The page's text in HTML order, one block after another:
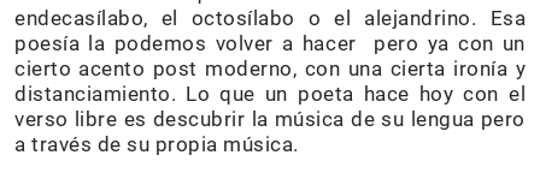
endecasílabo, el octosílabo o el alejandrino. Esa
poesía la podemos volver a hacer pero ya con un
cierto acento post moderno, con una cierta ironía y
distanciamiento. Lo que un poeta hace hoy con el
verso libre es descubrir la música de su lengua pero
a través de su propia música.